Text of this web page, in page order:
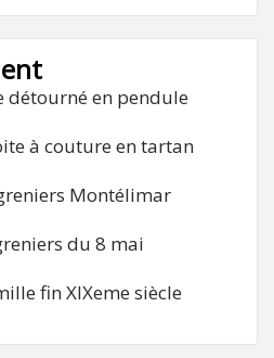
détourné en pendule
à couture en tartan
Montélimar
du 8 mai
fin XIXeme siècle